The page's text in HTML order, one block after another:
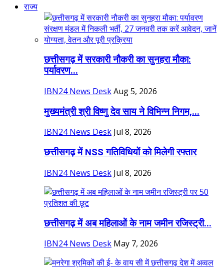
राज्य
छत्तीसगढ़ में सरकारी नौकरी का सुनहरा मौका:
पर्यावरण...
IBN24 News DeskAug 5, 2026
मुख्यमंत्री श्री विष्णु देव साय ने विभिन्न निगम,...
IBN24 News Desk Jul 8, 2026
छत्तीसगढ़ में NSS गतिविधियों को मिलेगी रफ्तार
IBN24 News Desk Jul 8, 2026
छत्तीसगढ़ में अब महिलाओं के नाम जमीन रजिस्ट्री...
IBN24 News Desk May 7, 2026